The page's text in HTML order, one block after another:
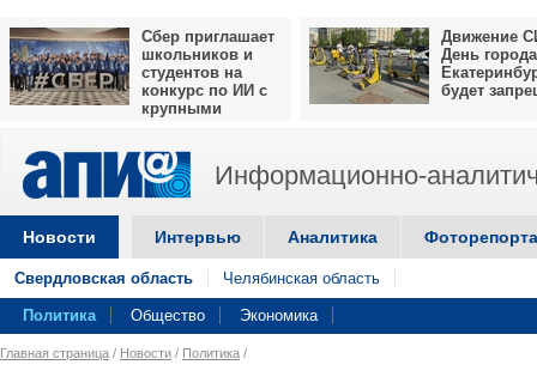
Сбер приглашает
школьников и
студентов на
конкурс по ИИ с
крупными
Движение
День города
будет
Информационно-
Новости Интервью Аналитика
Свердловская область Челябинская область
Политика Общество Экономика
Главная страница / Новости / Политика /